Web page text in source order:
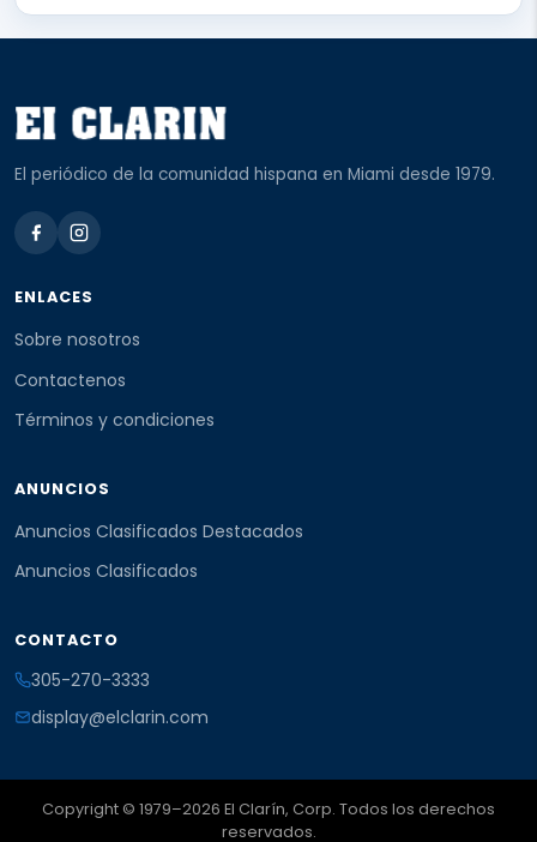
El periódico de la comunidad hispana en Miami desde 1979.
ENLACES
Sobre nosotros
Contactenos
Términos y condiciones
ANUNCIOS
Anuncios Clasificados Destacados
Anuncios Clasificados
CONTACTO
305-270-3333
display@elclarin.com
Copyright © 1979–2026 El Clarín, Corp. Todos los derechos
reservados.